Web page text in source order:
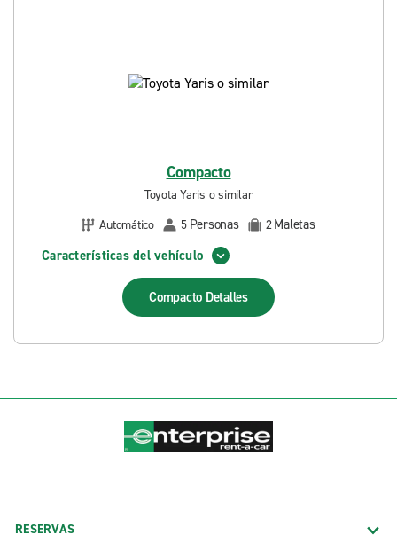
Compacto
Toyota Yaris o similar
Automático
5 Personas 2Maletas
Características del vehículo
Compacto Detalles
RESERVAS